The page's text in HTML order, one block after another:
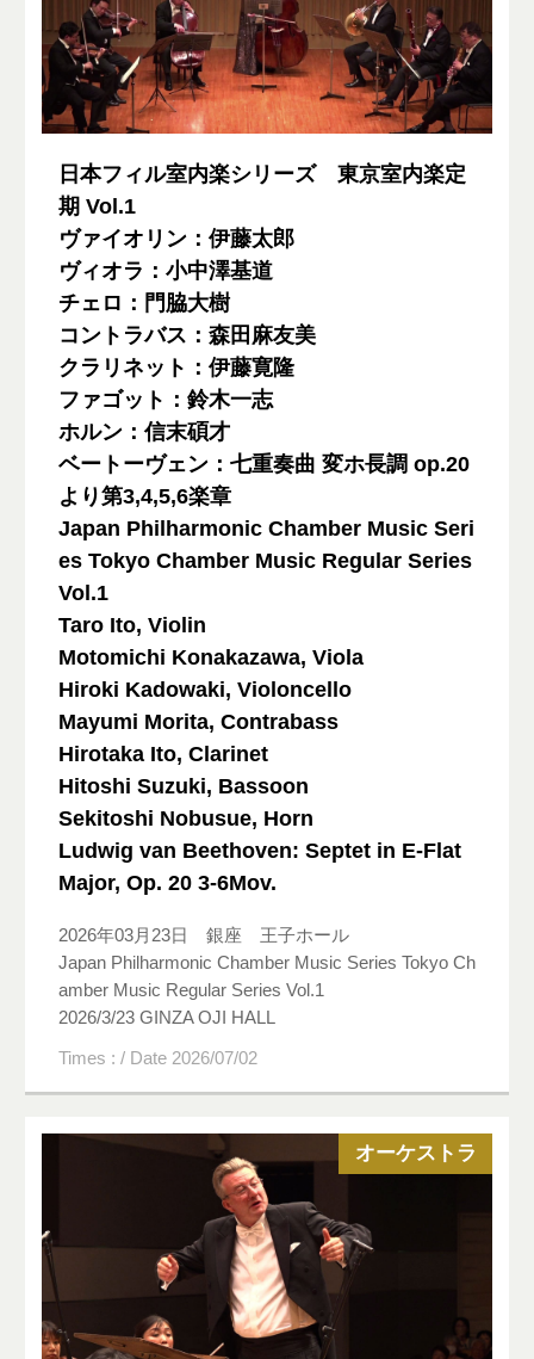
日本フィル室内楽シリーズ 東京室内楽定
期 Vol.1
ヴァイオリン：伊藤太郎
ヴィオラ：小中澤基道
チェロ：門脇大樹
コントラバス：森田麻友美
クラリネット：伊藤寛隆
ファゴット：鈴木一志
ホルン：信末碩才
ベートーヴェン：七重奏曲 変ホ長調 op.20
より第3,4,5,6楽章
Japan Philharmonic Chamber Music Seri
es Tokyo Chamber Music Regular Series
Vol.1
Taro Ito, Violin
Motomichi Konakazawa, Viola
Hiroki Kadowaki, Violoncello
Mayumi Morita, Contrabass
Hirotaka Ito, Clarinet
Hitoshi Suzuki, Bassoon
Sekitoshi Nobusue, Horn
Ludwig van Beethoven: Septet in E-Flat
Major, Op. 20 3-6Mov.
2026年03月23日 銀座 王子ホール
Japan Philharmonic Chamber Music Series Tokyo Ch
amber Music Regular Series Vol.1
2026/3/23 GINZA OJI HALL
Times : / Date 2026/07/02
オーケストラ